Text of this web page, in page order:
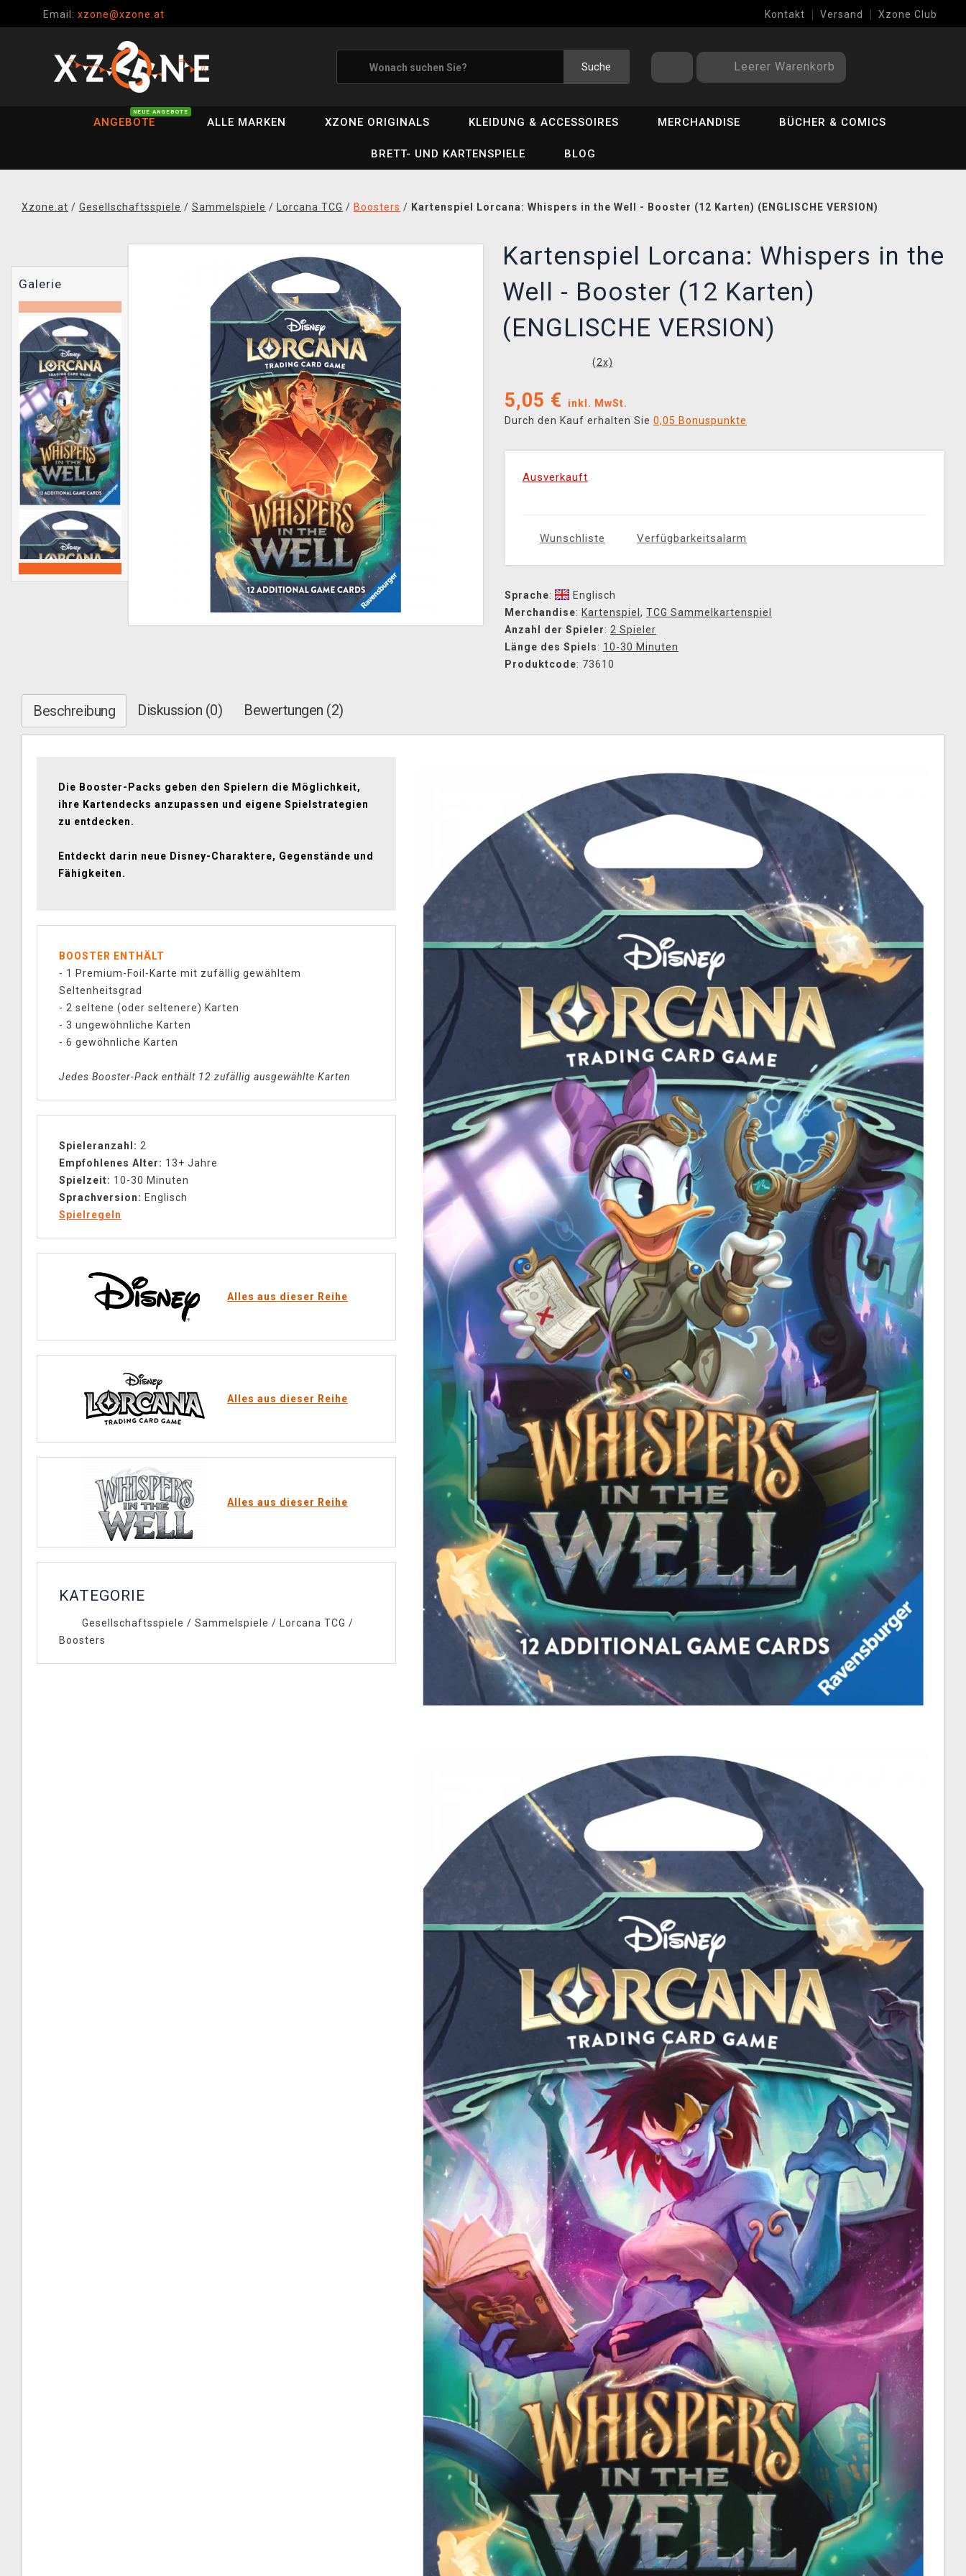
Email: xzone@xzone.at Kontakt Versand Xzone Club
Suche Leerer Warenkorb
ANGEBOTE
NEUE ANGEBOTE
ALLE MARKEN XZONE ORIGINALS KLEIDUNG & ACCESSOIRES MERCHANDISE BÜCHER & COMICS
BRETT- UND KARTENSPIELE BLOG
Xzone.at / Gesellschaftsspiele / Sammelspiele / Lorcana TCG / Boosters / Kartenspiel Lorcana: Whispers in the Well - Booster (12 Karten) (ENGLISCHE VERSION)
Galerie
Kartenspiel Lorcana: Whispers in the
Well - Booster (12 Karten)
(ENGLISCHE VERSION)
(2x)
5,05 €
inkl. MwSt.
Durch den Kauf erhalten Sie 0,05 Bonuspunkte
Ausverkauft
Wunschliste Verfügbarkeitsalarm
Sprache:
Englisch
Merchandise: Kartenspiel , TCG Sammelkartenspiel
Anzahl der Spieler: 2 Spieler
Länge des Spiels: 10-30 Minuten
Produktcode: 73610
Beschreibung Diskussion (0) Bewertungen (2)
Die Booster-Packs geben den Spielern die Möglichkeit,
ihre Kartendecks anzupassen und eigene Spielstrategien
zu entdecken.
Entdeckt darin neue Disney-Charaktere, Gegenstände und
Fähigkeiten.
BOOSTER ENTHÄLT
- 1 Premium-Foil-Karte mit zufällig gewähltem
Seltenheitsgrad
- 2 seltene (oder seltenere) Karten
- 3 ungewöhnliche Karten
- 6 gewöhnliche Karten
Jedes Booster-Pack enthält 12 zufällig ausgewählte Karten
Spieleranzahl: 2
Empfohlenes Alter: 13+ Jahre
Spielzeit: 10-30 Minuten
Sprachversion: Englisch
Spielregeln
Alles aus dieser Reihe
Alles aus dieser Reihe
Alles aus dieser Reihe
KATEGORIE
Gesellschaftsspiele / Sammelspiele / Lorcana TCG /
Boosters